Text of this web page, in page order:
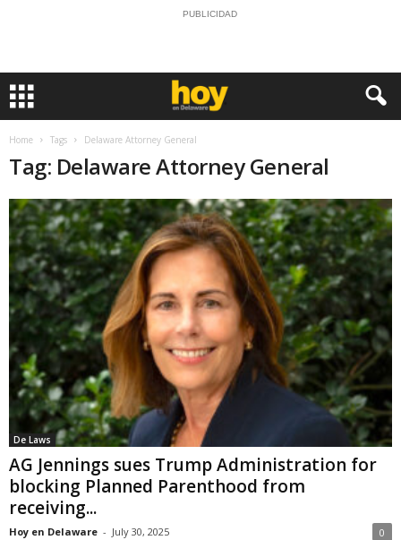
PUBLICIDAD
Home Tags Delaware Attorney General
Tag: Delaware Attorney General
De Laws
AG Jennings sues Trump Administration for
blocking Planned Parenthood from
receiving...
Hoy en Delaware - July 30, 2025 0